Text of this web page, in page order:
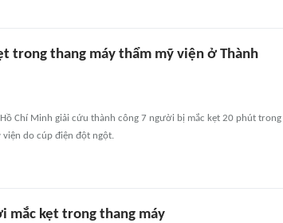
trong thang máy thẩm mỹ viện ở Thành
Chí Minh giải cứu thành công 7 người bị mắc kẹt 20 phút trong
viện do cúp điện đột ngột.
mắc kẹt trong thang máy